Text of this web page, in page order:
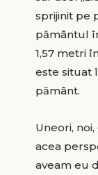
sprijinit pe
pământul
1,57 metri
este situat
pământ.
Uneori,
acea
aveam eu